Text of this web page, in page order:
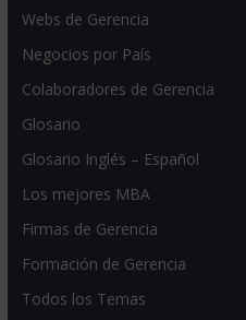
Webs de Gerencia
Negocios por País
Colaboradores de Gerencia
Glosario
Glosario Inglés – Español
Los mejores MBA
Firmas de Gerencia
Formación de Gerencia
Todos los Temas